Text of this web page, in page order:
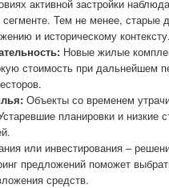
активной застройки
Тем не менее, старые
и историческому
Новые жилые
стоимость при дальнейшем
Объекты со временем
планировки и низкие
или инвестирования –
предложений поможет
средств.